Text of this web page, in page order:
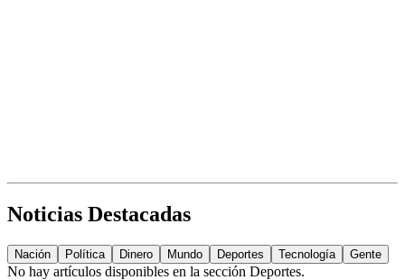
Noticias Destacadas
Nación Política Dinero Mundo Deportes Tecnología Gente
No hay artículos disponibles en la sección Deportes.